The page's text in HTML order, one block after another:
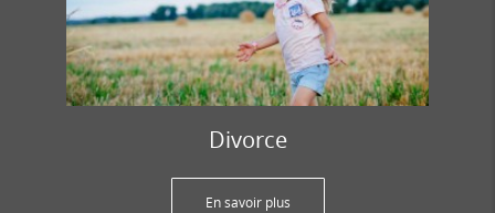
Divorce
En savoir plus